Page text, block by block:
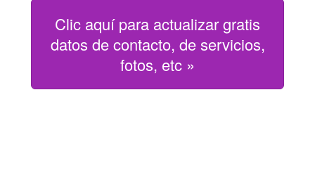
Clic aquí para actualizar gratis
datos de contacto, de servicios,
fotos, etc »